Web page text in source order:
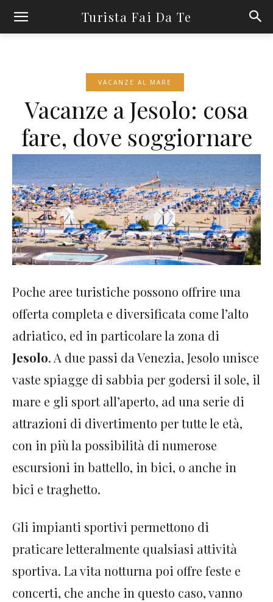
Turista Fai Da Te
VACANZE AL MARE
Vacanze a Jesolo: cosa
fare, dove soggiornare
Poche aree turistiche possono offrire una
offerta completa e diversificata come l’alto
adriatico, ed in particolare la zona di
Jesolo. A due passi da Venezia, Jesolo unisce
vaste spiagge di sabbia per godersi il sole, il
mare e gli sport all’aperto, ad una serie di
attrazioni di divertimento per tutte le età,
con in più la possibilità di numerose
escursioni in battello, in bici, o anche in
bici e traghetto.
Gli impianti sportivi permettono di
praticare letteralmente qualsiasi attività
sportiva. La vita notturna poi offre feste e
concerti, che anche in questo caso, vanno